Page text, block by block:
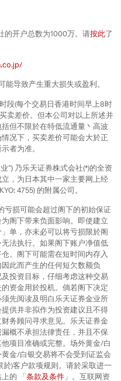
的开户总数为1000万。请按此了
导致产生重大损失或盈利。
段(每个交易日香港时间早上8时
卖差价。但本公司对以上所述并
但不限於在特低流通量丶高波
况下，买卖差价可能会大於正
者为准。
”) 乃乐天证券株式会社(*)的全资
，为日本其中一家主要网上经
4755) 的附属公司。
亏损可能会超过阁下的初始保证
阁下带来负面影响。即使建立
单，亦未必可以将亏损限於阁
法执行。如果阁下账户净值低
。阁下可能需在短时间内存入
此而产生的任何短欠数额负
投资目标，仔细考虑这种交易
资金用於投机。倘若阁下决定
先阅读及明白乐天证券金业所
供并非拟作为投资建议且不得
务顾问寻求意见。乐天证券金
概不承担法律责任，并且不保
项目准确或完整。场外黄金/白
金/白银交易将不会受到证监会
)客户款项规则。请於采取进一
的 「条款及条件 」。互联网资